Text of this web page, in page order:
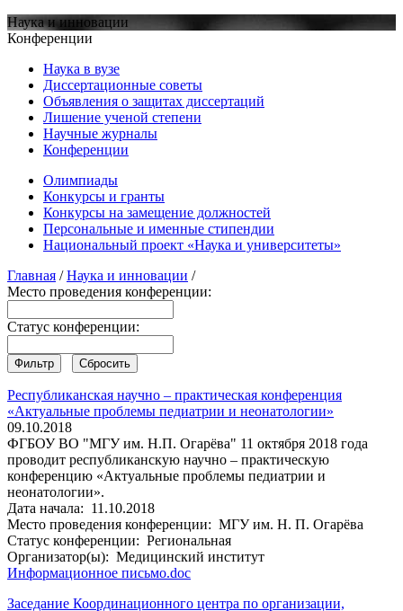
Наука и инновации
Конференции
Наука в вузе
Диссертационные советы
Объявления о защитах диссертаций
Лишение ученой степени
Научные журналы
Конференции
Олимпиады
Конкурсы и гранты
Конкурсы на замещение должностей
Персональные и именные стипендии
Национальный проект «Наука и университеты»
Главная /Наука и инновации /
Место проведения конференции:
Статус конференции:
Республиканская научно – практическая конференция
«Актуальные проблемы педиатрии и неонатологии»
09.10.2018
ФГБОУ ВО "МГУ им. Н.П. Огарёва" 11 октября 2018 года
проводит республиканскую научно – практическую
конференцию «Актуальные проблемы педиатрии и
неонатологии».
Дата начала: 11.10.2018
Место проведения конференции: МГУ им. Н. П. Огарёва
Статус конференции: Региональная
Организатор(ы): Медицинский институт
Информационное письмо.doc
Заседание Координационного центра по организации,